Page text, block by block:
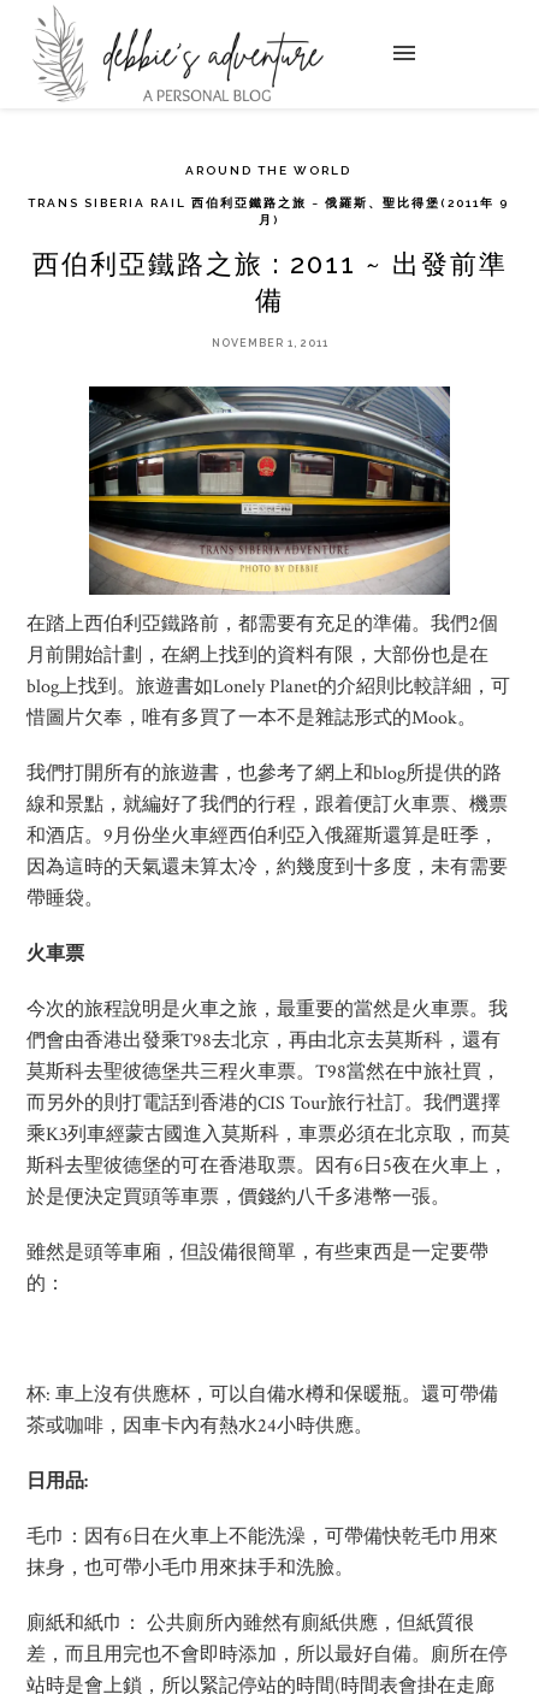
AROUND THE WORLD
TRANS SIBERIA RAIL 西伯利亞鐵路之旅 ~ 俄羅斯、聖比得堡(2011年 9
月)
西伯利亞鐵路之旅 : 2011 ~ 出發前準
備
NOVEMBER 1, 2011
在踏上西伯利亞鐵路前，都需要有充足的準備。我們2個
月前開始計劃，在網上找到的資料有限，大部份也是在
blog上找到。旅遊書如Lonely Planet的介紹則比較詳細，可
惜圖片欠奉，唯有多買了一本不是雜誌形式的Mook。
我們打開所有的旅遊書，也參考了網上和blog所提供的路
線和景點，就編好了我們的行程，跟着便訂火車票、機票
和酒店。9月份坐火車經西伯利亞入俄羅斯還算是旺季，
因為這時的天氣還未算太冷，約幾度到十多度，未有需要
帶睡袋。
火車票
今次的旅程說明是火車之旅，最重要的當然是火車票。我
們會由香港出發乘T98去北京，再由北京去莫斯科，還有
莫斯科去聖彼德堡共三程火車票。T98當然在中旅社買，
而另外的則打電話到香港的CIS Tour旅行社訂。我們選擇
乘K3列車經蒙古國進入莫斯科，車票必須在北京取，而莫
斯科去聖彼德堡的可在香港取票。因有6日5夜在火車上，
於是便決定買頭等車票，價錢約八千多港幣一張。
雖然是頭等車廂，但設備很簡單，有些東西是一定要帶
的：
杯: 車上沒有供應杯，可以自備水樽和保暖瓶。還可帶備
茶或咖啡，因車卡內有熱水24小時供應。
日用品:
毛巾：因有6日在火車上不能洗澡，可帶備快乾毛巾用來
抹身，也可帶小毛巾用來抹手和洗臉。
廁紙和紙巾： 公共廁所內雖然有廁紙供應，但紙質很
差，而且用完也不會即時添加，所以最好自備。廁所在停
站時是會上鎖，所以緊記停站的時間(時間表會掛在走廊